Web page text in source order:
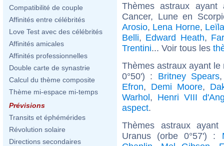
Compatibilité de couple
Affinités entre célébrités
Love Test avec des célébrités
Affinités amicales
Affinités professionnelles
Double carte de synastrie
Calcul du thème composite
Thème mi-espace mi-temps
Prévisions
Transits et éphémérides
Révolution solaire
Directions secondaires
Thèmes astraux
Cancer, Lune en
Arosio, Lena Horne,
Belli, Edward Heath,
Trentini... Voir tous les
Thèmes astraux ayant
0°50') : Britney Spears
Efron, Demi Moore,
Warhol, Henri VIII
aspect.
Thèmes astraux
Uranus (orbe 0°57') :